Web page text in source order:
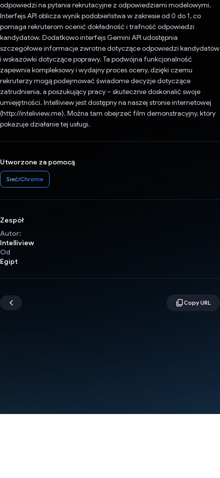
odpowiedzi na pytania rekrutacyjne z odpowiedziami modelowymi.
Interfejs API oblicza wynik podobieństwa w zakresie od 0 do 1, co
pomaga rekruterom ocenić dokładność i trafność odpowiedzi
kandydatów. Dodatkowo interfejs Gemini API udostępnia
szczegółowe informacje zwrotne dotyczące odpowiedzi kandydatów
i wskazówki dotyczące poprawy. Ta podwójna funkcjonalność
zapewnia kompleksowy i wydajny proces oceny, dzięki czemu
rekruterzy mogą podejmować świadome decyzje dotyczące
zatrudnienia, a poszukujący pracy – skutecznie doskonalić swoje
umiejętności. Intelliview jest dostępny na naszej stronie internetowej
(http://inteliview.me). Można tam obejrzeć film demonstracyjny, który
pokazuje działanie tej usługi.
Utworzone za pomocą
Sieć/Chrome
Zespół
Autor:
Intelliview
Od
Egipt